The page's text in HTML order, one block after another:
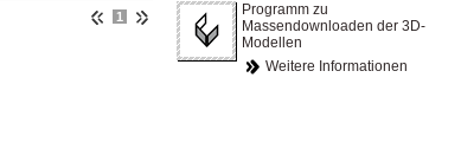
1
Programm zu
Massendownloaden der 3D-
Modellen
Weitere Informationen